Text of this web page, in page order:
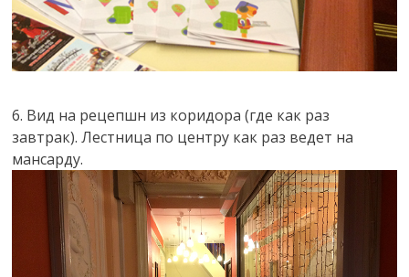
6. Вид на рецепшн из коридора (где как раз
завтрак). Лестница по центру как раз ведет на
мансарду.